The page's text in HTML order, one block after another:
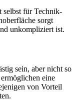
selbst für Technik-
sorgt
unkompliziert ist.
sein, aber nicht so
eine
von Vorteil